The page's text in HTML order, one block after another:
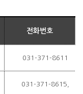
전화번호
031-371-8611
031-371-8615,